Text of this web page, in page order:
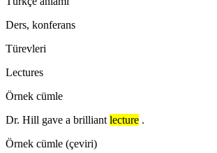
Ders, konferans
Türevleri
Lectures
Örnek cümle
Dr. Hill gave a brilliant lecture .
Örnek cümle (çeviri)